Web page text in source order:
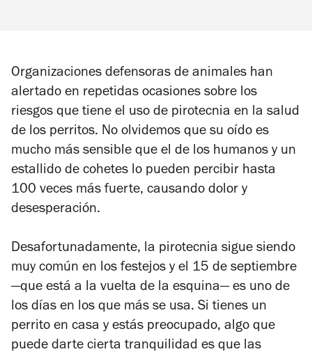
Organizaciones defensoras de animales han
alertado en repetidas ocasiones sobre los
riesgos que tiene el uso de pirotecnia en la salud
de los perritos. No olvidemos que su oído es
mucho más sensible que el de los humanos y un
estallido de cohetes lo pueden percibir hasta
100 veces más fuerte, causando dolor y
desesperación.
Desafortunadamente, la pirotecnia sigue siendo
muy común en los festejos y el 15 de septiembre
—que está a la vuelta de la esquina— es uno de
los días en los que más se usa. Si tienes un
perrito en casa y estás preocupado, algo que
puede darte cierta tranquilidad es que las